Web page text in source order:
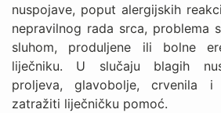
nuspojave, poput alergijskih
nepravilnog rada srca, problema
sluhom, produljene ili bolne
liječniku. U slučaju blagih
proljeva, glavobolje, crvenila
zatražiti liječničku pomoć.